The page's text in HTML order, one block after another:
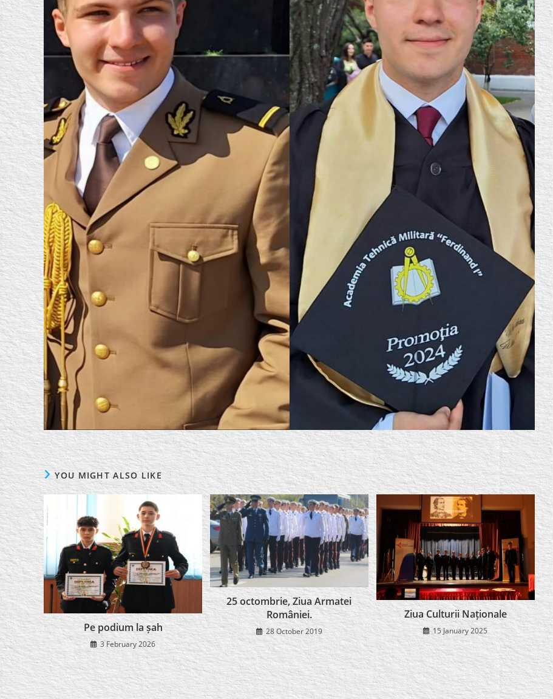
YOU MIGHT ALSO LIKE
Pe podium la șah
3 February 2026
25 octombrie, Ziua Armatei
României.
28 October 2019
Ziua Culturii Naționale
15 January 2025